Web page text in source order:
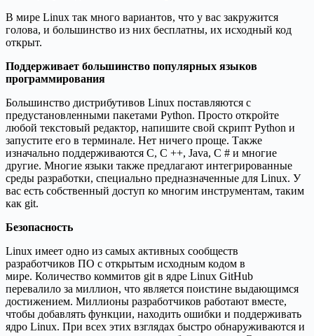
В мире Linux так много вариантов, что у вас закружится
голова, и большинство из них бесплатны, их исходный код
открыт.
Поддерживает большинство популярных языков
программирования
Большинство дистрибутивов Linux поставляются с
предустановленными пакетами Python. Просто откройте
любой текстовый редактор, напишите свой скрипт Python и
запустите его в терминале. Нет ничего проще. Также
изначально поддерживаются C, C ++, Java, C # и многие
другие. Многие языки также предлагают интегрированные
среды разработки, специально предназначенные для Linux. У
вас есть собственный доступ ко многим инструментам, таким
как git.
Безопасность
Linux имеет одно из самых активных сообществ
разработчиков ПО с открытым исходным кодом в
мире. Количество коммитов git в ядре Linux GitHub
перевалило за миллион, что является поистине выдающимся
достижением. Миллионы разработчиков работают вместе,
чтобы добавлять функции, находить ошибки и поддерживать
ядро ​​Linux. При всех этих взглядах быстро обнаруживаются и